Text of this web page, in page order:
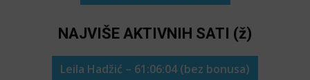
NAJVIŠE AKTIVNIH SATI (ž)
Leila Hadžić – 61:06:04 (bez bonusa)